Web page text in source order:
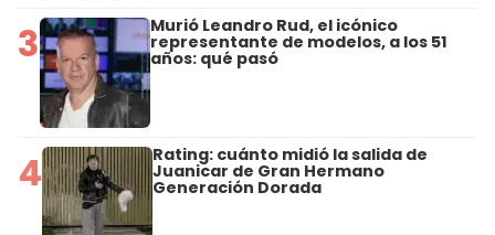
3 Murió Leandro Rud, el icónico
representante de modelos, a los 51
años: qué pasó
4 Rating: cuánto midió la salida de
Juanicar de Gran Hermano
Generación Dorada